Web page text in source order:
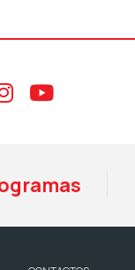
ao
Aceder ao
Aceder